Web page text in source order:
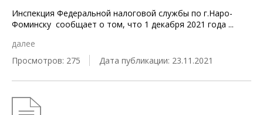
Инспекция Федеральной налоговой службы по г.Наро-
Фоминску сообщает о том, что 1 декабря 2021 года ...
далее
Просмотров: 275
Дата публикации: 23.11.2021